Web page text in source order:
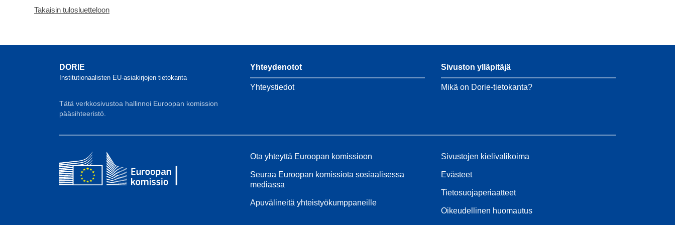
Takaisin tulosluetteloon
DORIE
Institutionaalisten EU-asiakirjojen tietokanta
Tätä verkkosivustoa hallinnoi Euroopan komission
pääsihteeristö.
Yhteydenotot
Yhteystiedot
Sivuston ylläpitäjä
Mikä on Dorie-tietokanta?
Ota yhteyttä Euroopan komissioon
Seuraa Euroopan komissiota sosiaalisessa
mediassa
Apuvälineitä yhteistyökumppaneille
Sivustojen kielivalikoima
Evästeet
Tietosuojaperiaatteet
Oikeudellinen huomautus